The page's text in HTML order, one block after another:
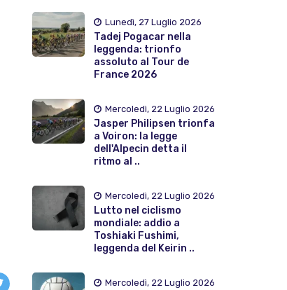
Lunedì, 27 Luglio 2026
Tadej Pogacar nella
leggenda: trionfo
assoluto al Tour de
France 2026
Mercoledì, 22 Luglio 2026
Jasper Philipsen trionfa
a Voiron: la legge
dell'Alpecin detta il
ritmo al ..
Mercoledì, 22 Luglio 2026
Lutto nel ciclismo
mondiale: addio a
Toshiaki Fushimi,
leggenda del Keirin ..
Mercoledì, 22 Luglio 2026